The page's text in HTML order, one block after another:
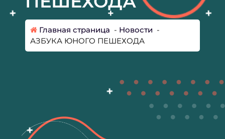
Главная страница - Новости -
АЗБУКА ЮНОГО ПЕШЕХОДА